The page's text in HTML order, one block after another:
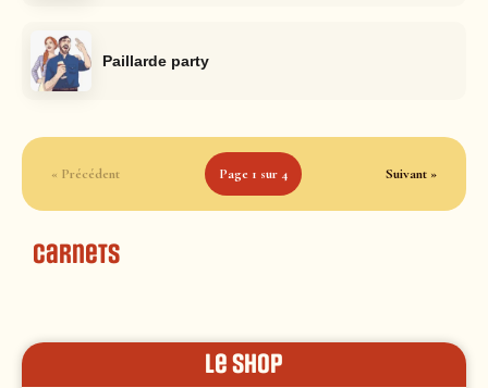
Paillarde party
« Précédent Page 1 sur 4 Suivant »
Carnets
le shop